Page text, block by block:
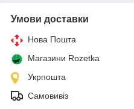
Умови доставки
Нова Пошта
Магазини Rozetka
Укрпошта
Самовивіз